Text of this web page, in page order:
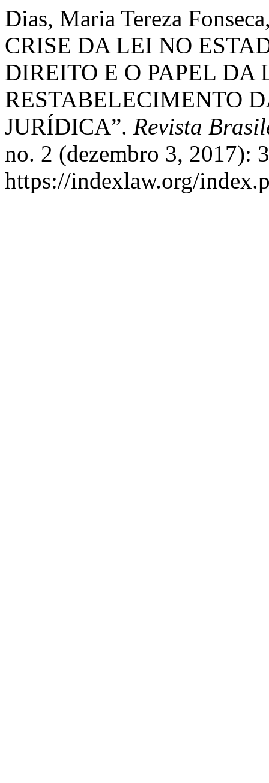
Dias, Maria Tereza
CRISE DA LEI NO
DIREITO E O PAPEL DA
RESTABELECIMENTO
JURÍDICA”. Revista
no. 2 (dezembro 3, 2017):
https://indexlaw.org/